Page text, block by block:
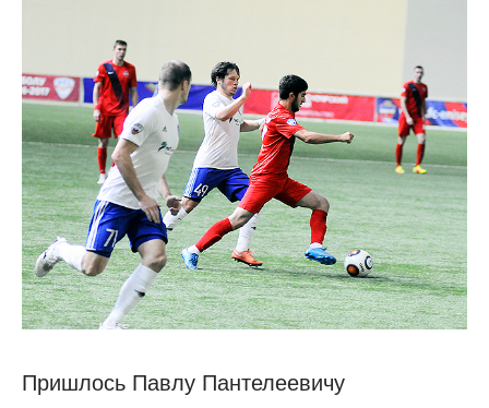
Пришлось Павлу Пантелеевичу